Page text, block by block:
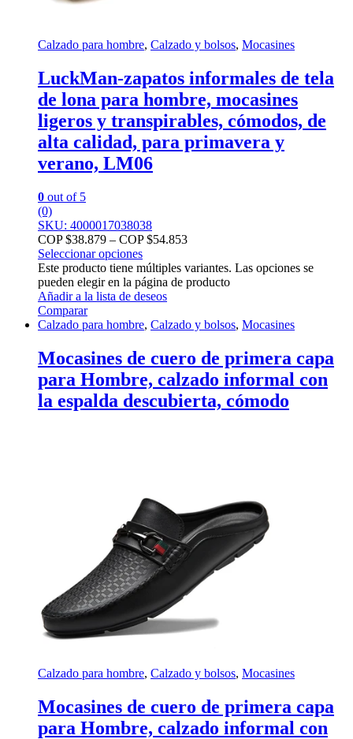
Calzado para hombre, Calzado y bolsos, Mocasines
LuckMan-zapatos informales de tela
de lona para hombre, mocasines
ligeros y transpirables, cómodos, de
alta calidad, para primavera y
verano, LM06
0 out of 5
(0)
SKU: 4000017038038
COP $38.879 – COP $54.853
Seleccionar opciones
Este producto tiene múltiples variantes. Las opciones se
pueden elegir en la página de producto
Añadir a la lista de deseos
Comparar
Calzado para hombre, Calzado y bolsos, Mocasines
Mocasines de cuero de primera capa
para Hombre, calzado informal con
la espalda descubierta, cómodo
Calzado para hombre, Calzado y bolsos, Mocasines
Mocasines de cuero de primera capa
para Hombre, calzado informal con